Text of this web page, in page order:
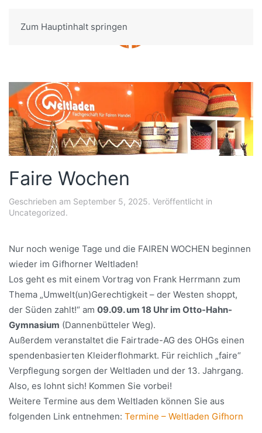
Zum Hauptinhalt springen
Faire Wochen
Geschrieben am September 5, 2025. Veröffentlicht in
Uncategorized.
Nur noch wenige Tage und die FAIREN WOCHEN beginnen
wieder im Gifhorner Weltladen!
Los geht es mit einem Vortrag von Frank Herrmann zum
Thema „Umwelt(un)Gerechtigkeit – der Westen shoppt,
der Süden zahlt!“ am 09.09. um 18 Uhr im Otto-Hahn-
Gymnasium (Dannenbütteler Weg).
Außerdem veranstaltet die Fairtrade-AG des OHGs einen
spendenbasierten Kleiderflohmarkt. Für reichlich „faire“
Verpflegung sorgen der Weltladen und der 13. Jahrgang.
Also, es lohnt sich! Kommen Sie vorbei!
Weitere Termine aus dem Weltladen können Sie aus
folgenden Link entnehmen: Termine – Weltladen Gifhorn